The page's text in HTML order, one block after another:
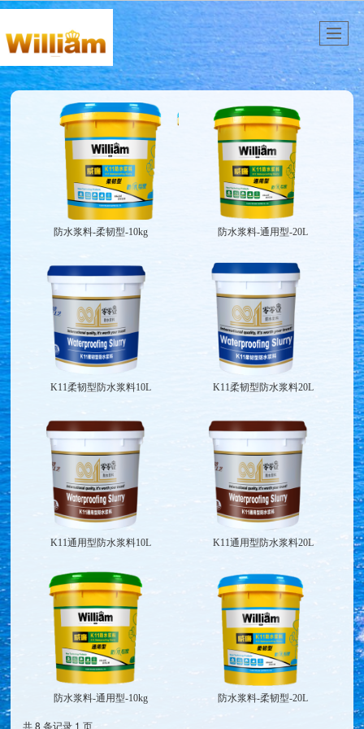
防水浆料-柔韧型-10kg 防水浆料-通用型-20L
K11柔韧型防水浆料10L K11柔韧型防水浆料20L
K11通用型防水浆料10L K11通用型防水浆料20L
防水浆料-通用型-10kg 防水浆料-柔韧型-20L
共 8 条记录 1 页